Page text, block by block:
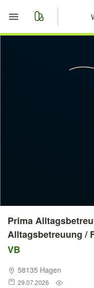
Merkliste
Prima
Alltagsbetreuung /
VB
58135 Hagen
29.07.2026